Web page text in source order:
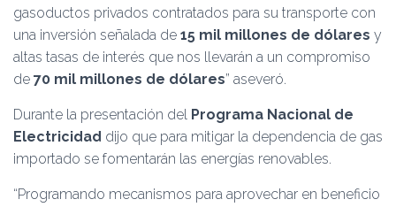
gasoductos privados contratados para su transporte con
una inversión señalada de 15 mil millones de dólares y
altas tasas de interés que nos llevarán a un compromiso
de 70 mil millones de dólares” aseveró.
Durante la presentación del Programa Nacional de
Electricidad dijo que para mitigar la dependencia de gas
importado se fomentarán las energías renovables.
“Programando mecanismos para aprovechar en beneficio